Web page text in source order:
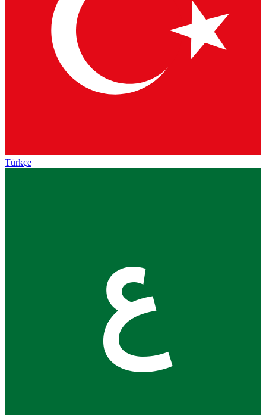
Türkçe
ع